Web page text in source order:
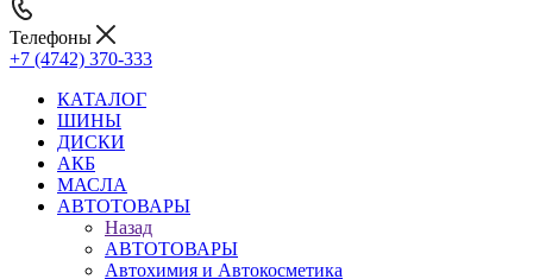
Телефоны
+7 (4742) 370-333
КАТАЛОГ
ШИНЫ
ДИСКИ
АКБ
МАСЛА
АВТОТОВАРЫ
Назад
АВТОТОВАРЫ
Автохимия и Автокосметика